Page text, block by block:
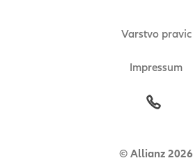
Varstvo pravic
Impressum
© Allianz 2026